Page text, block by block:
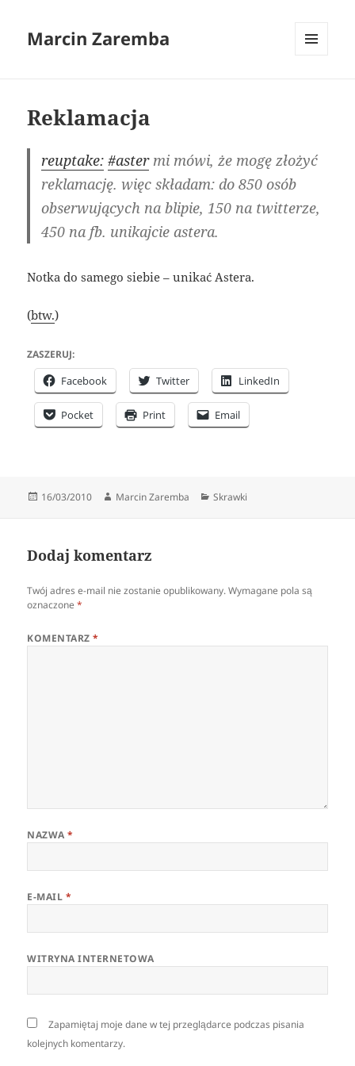
Marcin Zaremba
Reklamacja
reuptake: #astermi mówi, że mogę złożyć
reklamację. więc składam: do 850 osób
obserwujących na blipie, 150 na twitterze,
450 na fb. unikajcie astera.
Notka do samego siebie – unikać Astera.
(btw.)
ZASZERUJ:
Facebook Twitter LinkedIn
Pocket Print Email
Data
16/03/2010 Autor
Marcin Zaremba Kategorie
Skrawki
Dodaj komentarz
Twój adres e-mail nie zostanie opublikowany. Wymagane pola są
oznaczone*
KOMENTARZ*
NAZWA*
E-MAIL *
WITRYNA INTERNETOWA
Zapamiętaj moje dane w tej przeglądarce podczas pisania
kolejnych komentarzy.